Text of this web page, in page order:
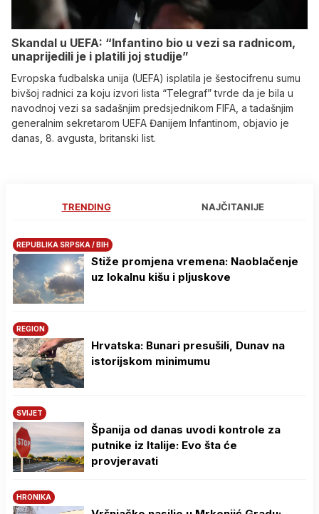
Skandal u UEFA: “Infantino bio u vezi sa radnicom,
unaprijedili je i platili joj studije”
Evropska fudbalska unija (UEFA) isplatila je šestocifrenu sumu
bivšoj radnici za koju izvori lista “Telegraf” tvrde da je bila u
navodnoj vezi sa sadašnjim predsjednikom FIFA, a tadašnjim
generalnim sekretarom UEFA Đanijem Infantinom, objavio je
danas, 8. avgusta, britanski list.
TRENDING NAJČITANIJE
REPUBLIKA SRPSKA / BIH
Stiže promjena vremena: Naoblačenje
uz lokalnu kišu i pljuskove
REGION
Hrvatska: Bunari presušili, Dunav na
istorijskom minimumu
SVIJET
Španija od danas uvodi kontrole za
putnike iz Italije: Evo šta će
provjeravati
HRONIKA